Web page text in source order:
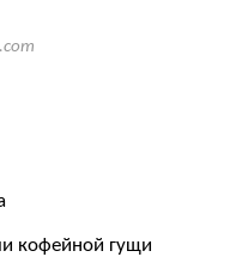
кофейной гущи